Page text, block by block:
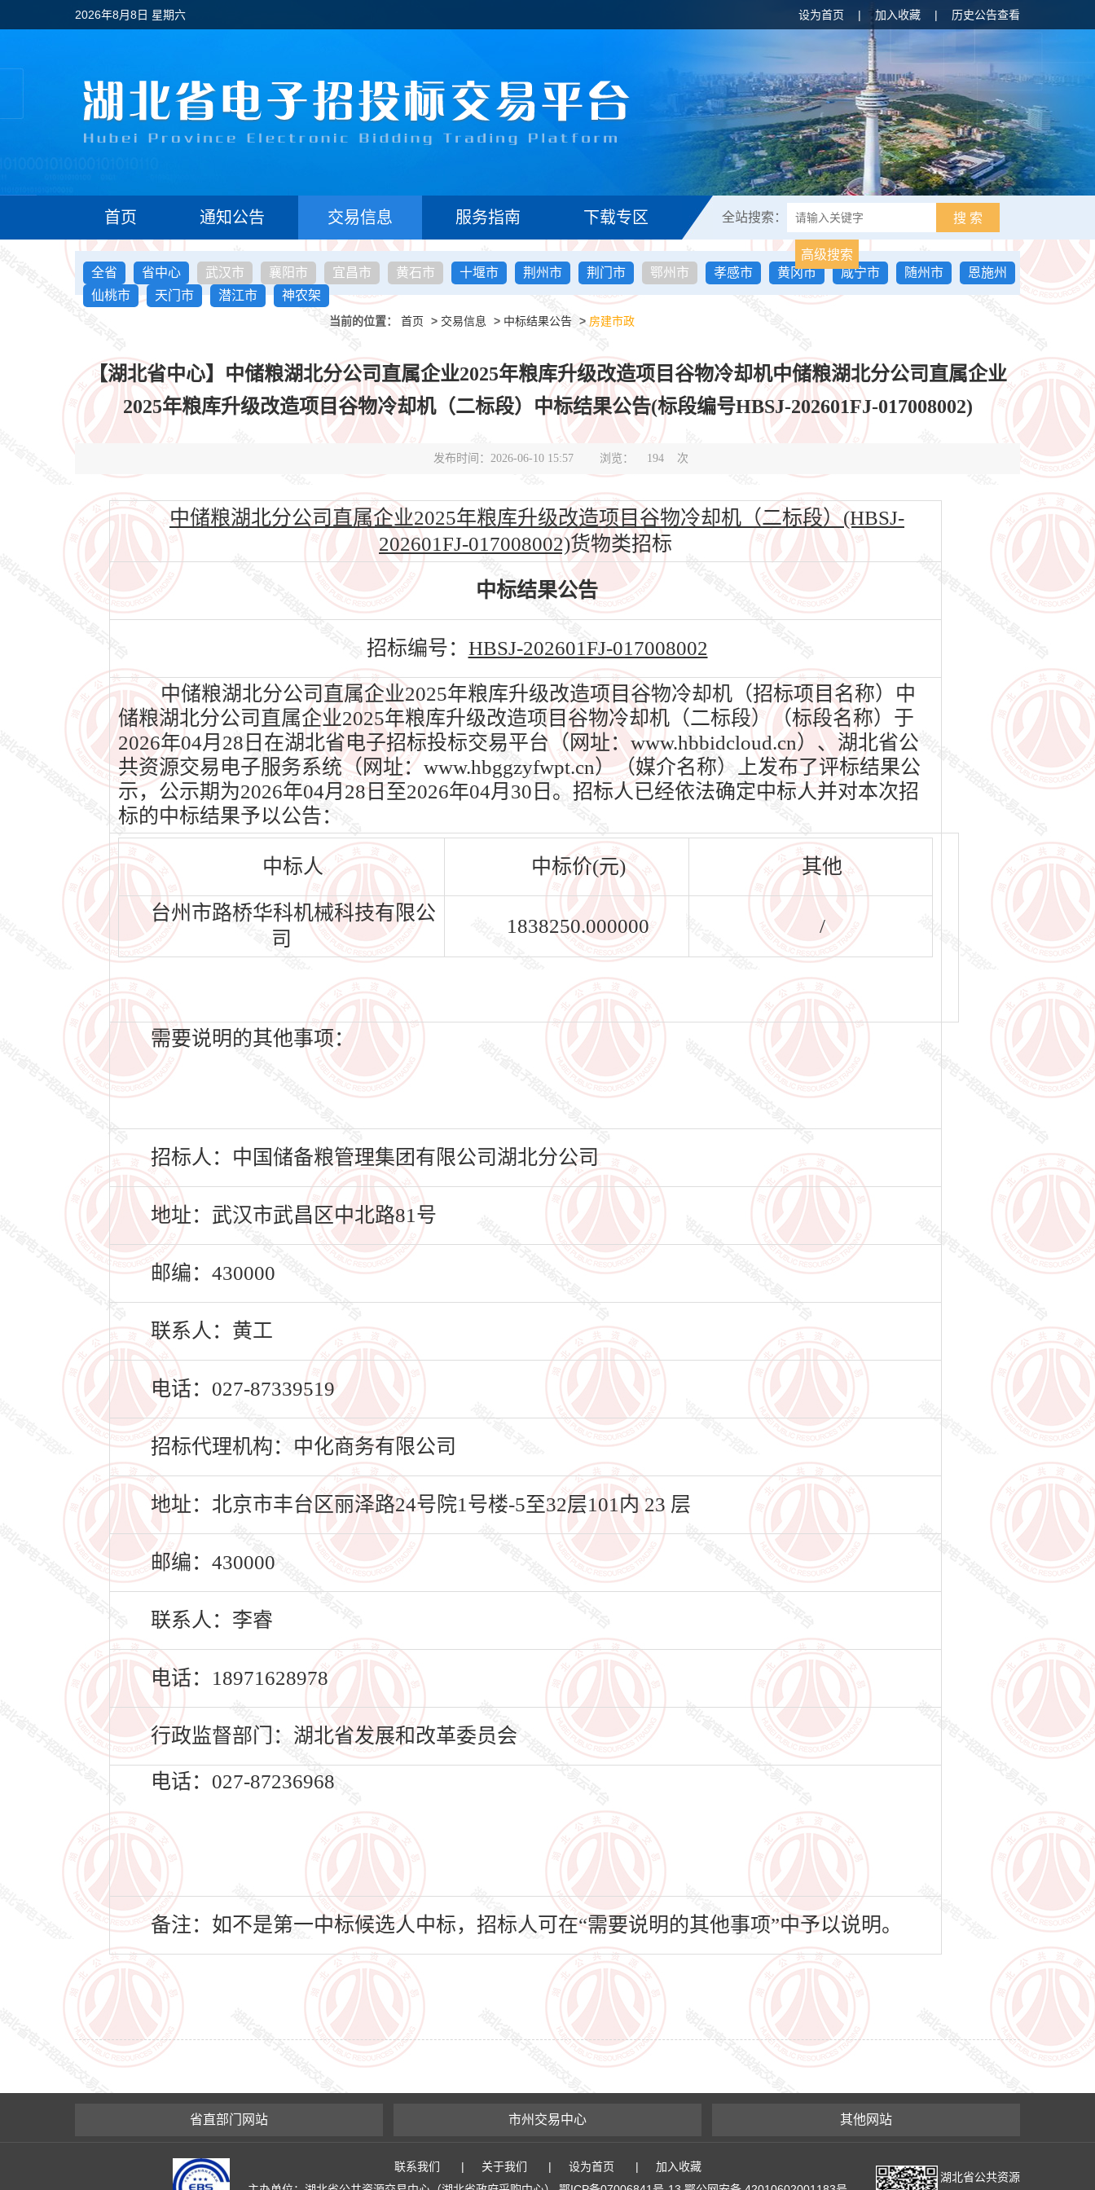
2026年8月8日 星期六 设为首页 | 加入收藏 | 历史公告查看
首页 通知公告 交易信息 服务指南 下载专区 全站搜索： 搜 索
高级搜索
全省
省中心 武汉市 襄阳市 宜昌市 黄石市 十堰市 荆州市 荆门市 鄂州市 孝感市 黄冈市 咸宁市 随州市
恩施州
仙桃市
天门市 潜江市 神农架
当前的位置： 首页 > 交易信息 > 中标结果公告 > 房建市政
【湖北省中心】中储粮湖北分公司直属企业2025年粮库升级改造项目谷物冷却机中储粮湖北分公司直属企业
2025年粮库升级改造项目谷物冷却机（二标段）中标结果公告(标段编号HBSJ-202601FJ-017008002)
发布时间：2026-06-10 15:57 浏览： 194 次
中储粮湖北分公司直属企业2025年粮库升级改造项目谷物冷却机（二标段）(HBSJ-
202601FJ-017008002)货物类招标
中标结果公告
招标编号： HBSJ-202601FJ-017008002
中储粮湖北分公司直属企业2025年粮库升级改造项目谷物冷却机（招标项目名称）中
储粮湖北分公司直属企业2025年粮库升级改造项目谷物冷却机（二标段）（标段名称）于
2026年04月28日在湖北省电子招标投标交易平台（网址：www.hbbidcloud.cn）、湖北省公
共资源交易电子服务系统（网址：www.hbggzyfwpt.cn）（媒介名称）上发布了评标结果公
示，公示期为2026年04月28日至2026年04月30日。招标人已经依法确定中标人并对本次招
标的中标结果予以公告：
中标人 中标价(元) 其他
台州市路桥华科机械科技有限公
司
1838250.000000 /
需要说明的其他事项：
招标人：中国储备粮管理集团有限公司湖北分公司
地址：武汉市武昌区中北路81号
邮编：430000
联系人：黄工
电话：027-87339519
招标代理机构：中化商务有限公司
地址：北京市丰台区丽泽路24号院1号楼-5至32层101内 23 层
邮编：430000
联系人：李睿
电话：18971628978
行政监督部门：湖北省发展和改革委员会
电话：027-87236968
备注：如不是第一中标候选人中标，招标人可在“需要说明的其他事项”中予以说明。
省直部门网站 市州交易中心 其他网站
联系我们 | 关于我们 | 设为首页 |
加入收藏
湖北省公共资源